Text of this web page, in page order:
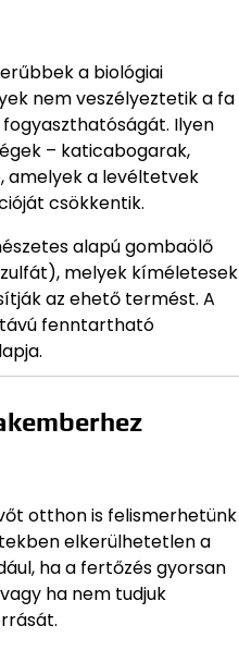
a biológiai
nem veszélyeztetik a fa
Ilyen
– katicabogarak,
amelyek a levéltetvek
csökkentik.
alapú gombaölő
melyek kíméletesek
az ehető termést. A
távú fenntartható
otthon is felismerhetünk
elkerülhetetlen a
ha a fertőzés gyorsan
ha nem tudjuk